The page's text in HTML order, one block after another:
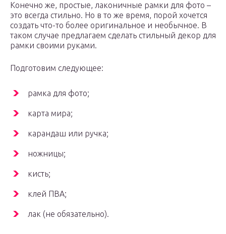
Конечно же, простые, лаконичные рамки для фото –
это всегда стильно. Но в то же время, порой хочется
создать что-то более оригинальное и необычное. В
таком случае предлагаем сделать стильный декор для
рамки своими руками.
Подготовим следующее:
рамка для фото;
карта мира;
карандаш или ручка;
ножницы;
кисть;
клей ПВА;
лак (не обязательно).